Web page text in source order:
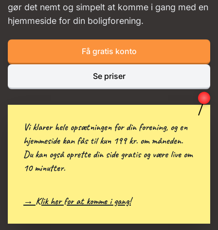
gør det nemt og simpelt at komme i gang med en
hjemmeside for din boligforening.
Få gratis konto
Se priser
Vi klarer hele opsætningen for din forening, og en
hjemmeside kan fås til kun 199 kr. om måneden.
Du kan også oprette din side gratis og være live om
10 minutter.
→ Klik her for at komme i gang!